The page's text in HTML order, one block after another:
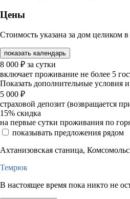
Цены
Стоимость указана за дом целиком
показать календарь
8 000 ₽ за сутки
включает проживание не более 5
Показать дополнительные условия
5 000 ₽
страховой депозит (возвращается
15% скидка
на первые сутки проживания по
показывать предложения рядом
Ахтанизовская станица,
Темрюк
В настоящее время пока никто не